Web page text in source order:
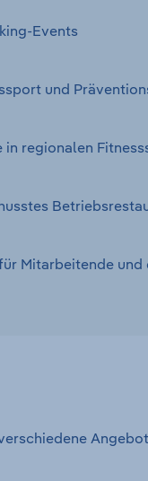
Events
und
in regionalen
Mitarbeitende und